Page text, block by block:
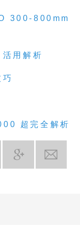
300-800mm
用解析
超完全解析